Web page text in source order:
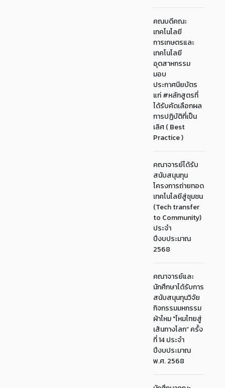
คณบดีคณะ
เทคโนโลยี
การเกษตรและ
เทคโนโลยี
อุตสาหกรรม
มอบ
ประกาศนียบัตร
แก่ #หลักสูตรที่
ได้รับคัดเลือกผล
การปฏิบัติที่เป็น
เลิศ ( Best
Practice )
คณาจารย์ได้รับ
สนับสนุนทุน
โครงการถ่ายทอด
เทคโนโลยีสู่ชุมชน
(Tech transfer
to Community)
ประจำ
ปีงบประมาณ
2568
คณาจารย์และ
นักศึกษาได้รับการ
สนับสนุนทุนวิจัย
กิจกรรมมหกรรม
ผ้าไหม "ไหมไทยสู่
เส้นทางโลก” ครั้ง
ที่ 14 ประจำ
ปีงบประมาณ
พ.ศ. 2568